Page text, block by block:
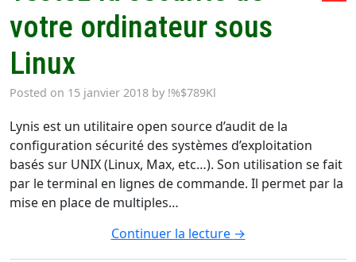
votre ordinateur sous
Linux
Posted on 15 janvier 2018 by !%$789Kl
Lynis est un utilitaire open source d’audit de la
configuration sécurité des systèmes d’exploitation
basés sur UNIX (Linux, Max, etc…). Son utilisation se fait
par le terminal en lignes de commande. Il permet par la
mise en place de multiples…
Continuer la lecture →